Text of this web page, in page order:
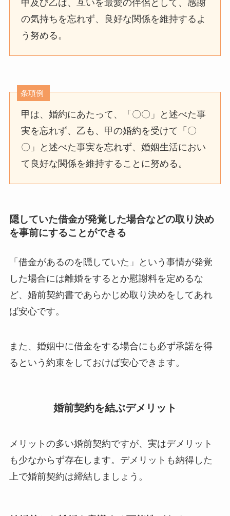
甲及び乙は、互いを最愛の伴侶として、感謝
の気持ちを忘れず、良好な関係を維持するよ
う努める。
条項例
甲は、婚約にあたって、「〇〇」と述べた事
実を忘れず、乙も、甲の婚約を受けて「〇
〇」と述べた事実を忘れず、婚姻生活におい
て良好な関係を維持することに努める。
隠していた借金が発覚した場合などの取り決め
を事前にすることができる
「借金があるのを隠していた」という事情が発覚
した場合には離婚をするとか慰謝料を定めるな
ど、婚前契約書であらかじめ取り決めをしてあれ
ば安心です。
また、婚姻中に借金をする場合にも必ず承諾を得
るという約束をしておけば安心できます。
婚前契約を結ぶデメリット
メリットの多い婚前契約ですが、実はデメリット
も少なからず存在します。デメリットも納得した
上で婚前契約は締結しましょう。